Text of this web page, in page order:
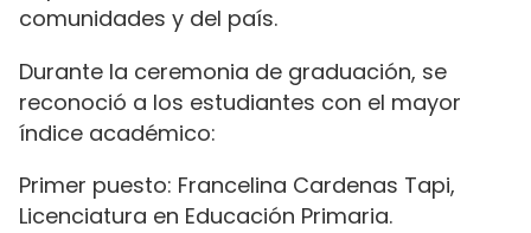
comunidades y del país.
Durante la ceremonia de graduación, se
reconoció a los estudiantes con el mayor
índice académico:
Primer puesto: Francelina Cardenas Tapi,
Licenciatura en Educación Primaria.